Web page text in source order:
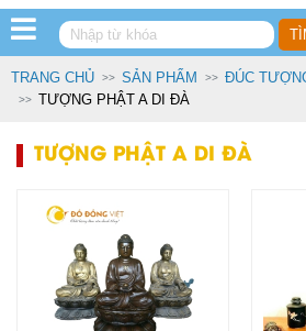
TRANG CHỦ SẢN PHẨM
ĐÚC
TƯỢNG PHẬT A DI ĐÀ
TƯỢNG PHẬT A DI ĐÀ